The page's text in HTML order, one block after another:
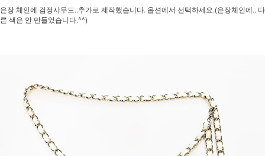
은장 체인에 검정샤무드..추가로 제작했습니다. 옵션에서 선택하세요.(은장체인에.. 다
른 색은 안 만들었습니다.^^)